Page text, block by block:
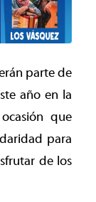
parte de
año en la
que
para
de los